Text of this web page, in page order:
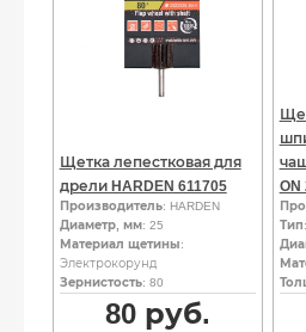
Щетка лепестковая для
дрели HARDEN 611705
Производитель: HARDEN
Диаметр, мм: 25
Материал щетины:
Электрокорунд
Зернистость: 80
80руб.
ON
Тип